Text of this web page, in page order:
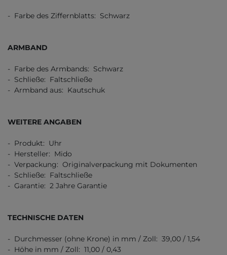
- Farbe des Ziffernblatts: Schwarz
ARMBAND
- Farbe des Armbands: Schwarz
- Schließe: Faltschließe
- Armband aus: Kautschuk
WEITERE ANGABEN
- Produkt: Uhr
- Hersteller: Mido
- Verpackung: Originalverpackung mit Dokumenten
- Schließe: Faltschließe
- Garantie: 2 Jahre Garantie
TECHNISCHE DATEN
- Durchmesser (ohne Krone) in mm / Zoll: 39,00 / 1,54
- Höhe in mm / Zoll: 11,00 / 0,43